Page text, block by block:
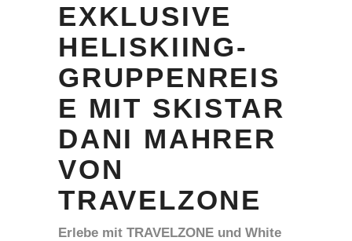
EXKLUSIVE
HELISKIING-
GRUPPENREIS
E MIT SKISTAR
DANI MAHRER
VON
TRAVELZONE
Erlebe mit TRAVELZONE und White